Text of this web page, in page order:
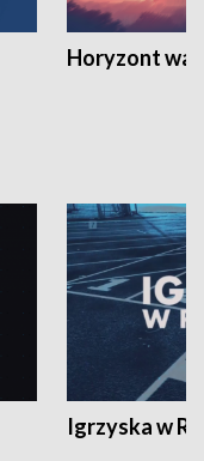
Horyzont
Igrzyska w